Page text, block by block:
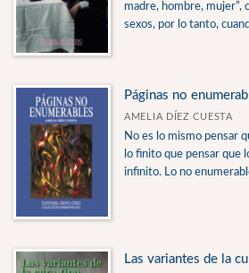
madre, hombre, mujer”,
sexos, por lo tanto,
Páginas no
AMELIA DÍEZ CUESTA
No es lo mismo pensar
lo finito que pensar que
infinito. Lo no
Las variantes de la